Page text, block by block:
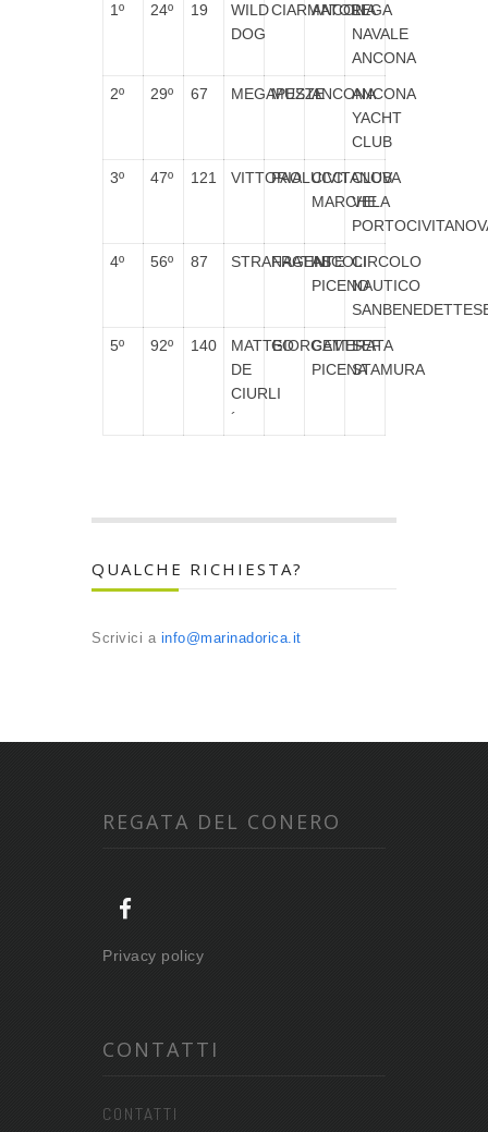
1º 24º 19
WILD
DOG
CIARMATORI
ANCONA
LEGA
NAVALE
ANCONA
2º 29º 67 MEGAPESTE
MUZZIANCONAANCONA
YACHT
CLUB
3º 47º 121 VITTORIAPAOLUCCICIVITANOVA
MARCHE
CLUB
VELA
4º 56º 87 STRANAGENTE
FRATINIASCOLI
PICENO
CIRCOLO
NAUTICO
5º 92º 140
MATTEO
DE
CIURLI
´
GIORGETTI
CAMERATA
PICENA
SEF
STAMURA
QUALCHE RICHIESTA?
Scrivici a info@marinadorica.it
REGATA DEL CONERO
Privacy policy
CONTATTI
CONTATTI